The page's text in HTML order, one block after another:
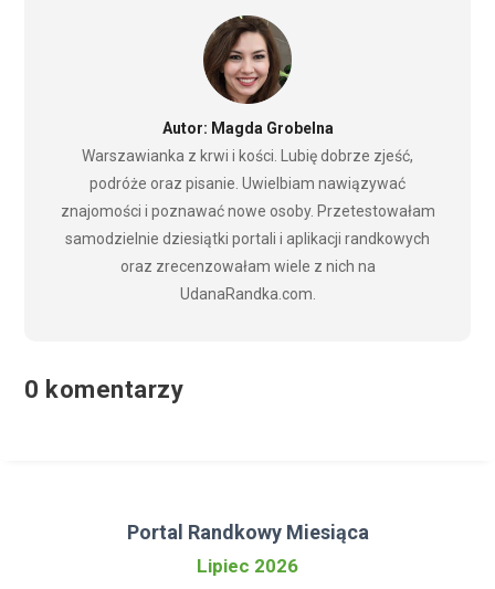
Autor: Magda Grobelna
Warszawianka z krwi i kości. Lubię dobrze zjeść,
podróże oraz pisanie. Uwielbiam nawiązywać
znajomości i poznawać nowe osoby. Przetestowałam
samodzielnie dziesiątki portali i aplikacji randkowych
oraz zrecenzowałam wiele z nich na
UdanaRandka.com.
0 komentarzy
Portal Randkowy Miesiąca
Lipiec 2026